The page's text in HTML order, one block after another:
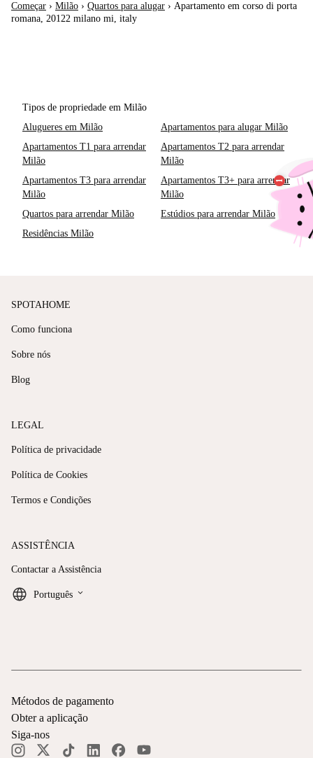
Começar › Milão › Quartos para alugar › Apartamento em corso di porta
romana, 20122 milano mi, italy
Tipos de propriedade em Milão
Alugueres em Milão
Apartamentos para alugar Milão
Apartamentos T1 para arrendar
Milão
Apartamentos T2 para arrendar
Milão
Apartamentos T3 para arrendar
Milão
Apartamentos T3+ para arrendar
Milão
Quartos para arrendar Milão
Estúdios para arrendar Milão
Residências Milão
SPOTAHOME
Como funciona
Sobre nós
Blog
LEGAL
Política de privacidade
Política de Cookies
Termos e Condições
ASSISTÊNCIA
Contactar a Assistência
Português keyboard_arrow_down
Métodos de pagamento
Obter a aplicação
Siga-nos